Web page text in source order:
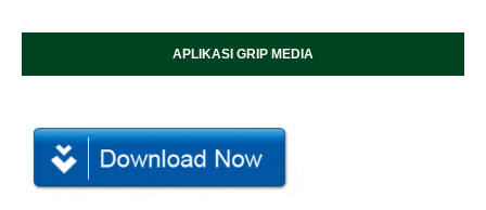
APLIKASI GRIP MEDIA